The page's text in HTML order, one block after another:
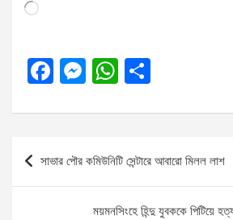
Loading…
F
ce
o
M
se
n
g
er
W
at
s
A
p
ar
Post
navigation
সাভার পৌর কমিউনিটি সেন্টারে আবারো মিলল লাশ
ময়মনসিংহে হিন্দু যুবককে পিটিয়ে